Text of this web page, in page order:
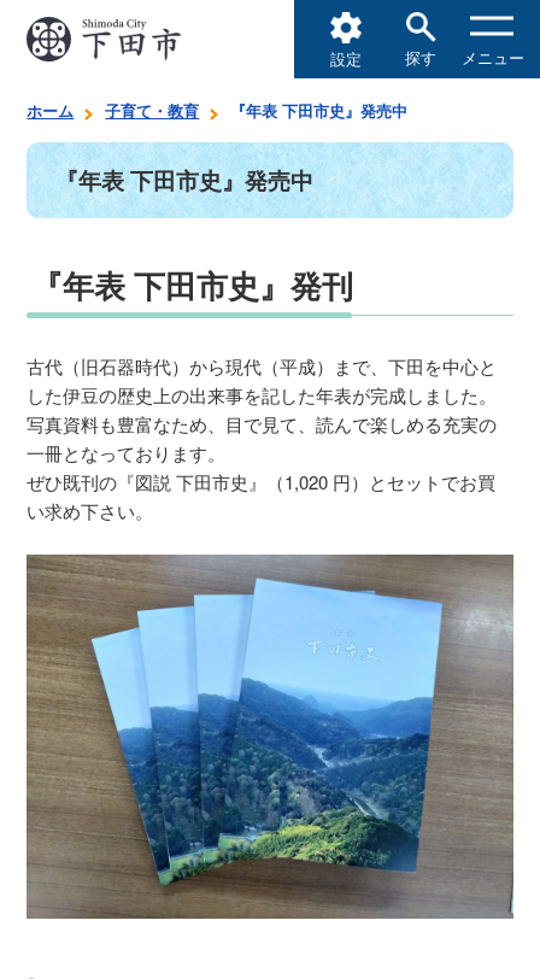
設定 探す メニュー
ホーム 子育て・教育 『年表 下田市史』発売中
『年表 下田市史』発売中
『年表 下田市史』発刊
古代（旧石器時代）から現代（平成）まで、下田を中心と
した伊豆の歴史上の出来事を記した年表が完成しました。
写真資料も豊富なため、目で見て、読んで楽しめる充実の
一冊となっております。
ぜひ既刊の『図説 下田市史』（1,020 円）とセットでお買
い求め下さい。